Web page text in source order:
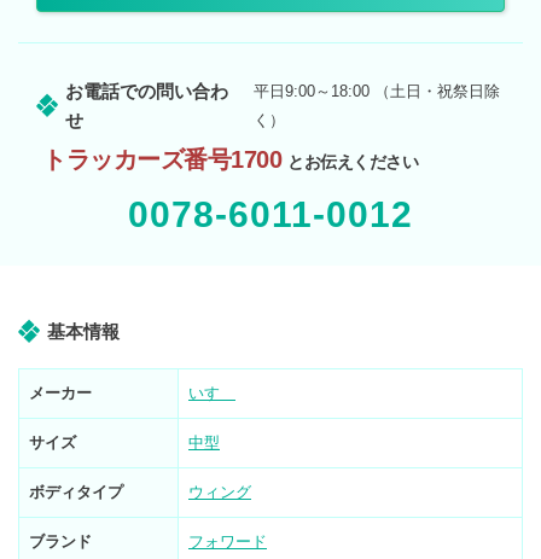
お電話での問い合わ
せ
平日9:00～18:00 （土日・祝祭日除
く）
トラッカーズ番号1700 とお伝えください
0078-6011-0012
基本情報
メーカー いすゞ
サイズ 中型
ボディタイプ ウィング
ブランド フォワード